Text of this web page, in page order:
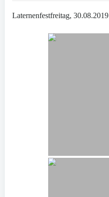
Laternenfestfreitag, 30.08.2019